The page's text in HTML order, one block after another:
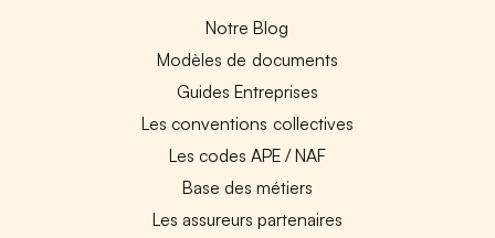
Notre Blog
Modèles de documents
Guides Entreprises
Les conventions collectives
Les codes APE / NAF
Base des métiers
Les assureurs partenaires